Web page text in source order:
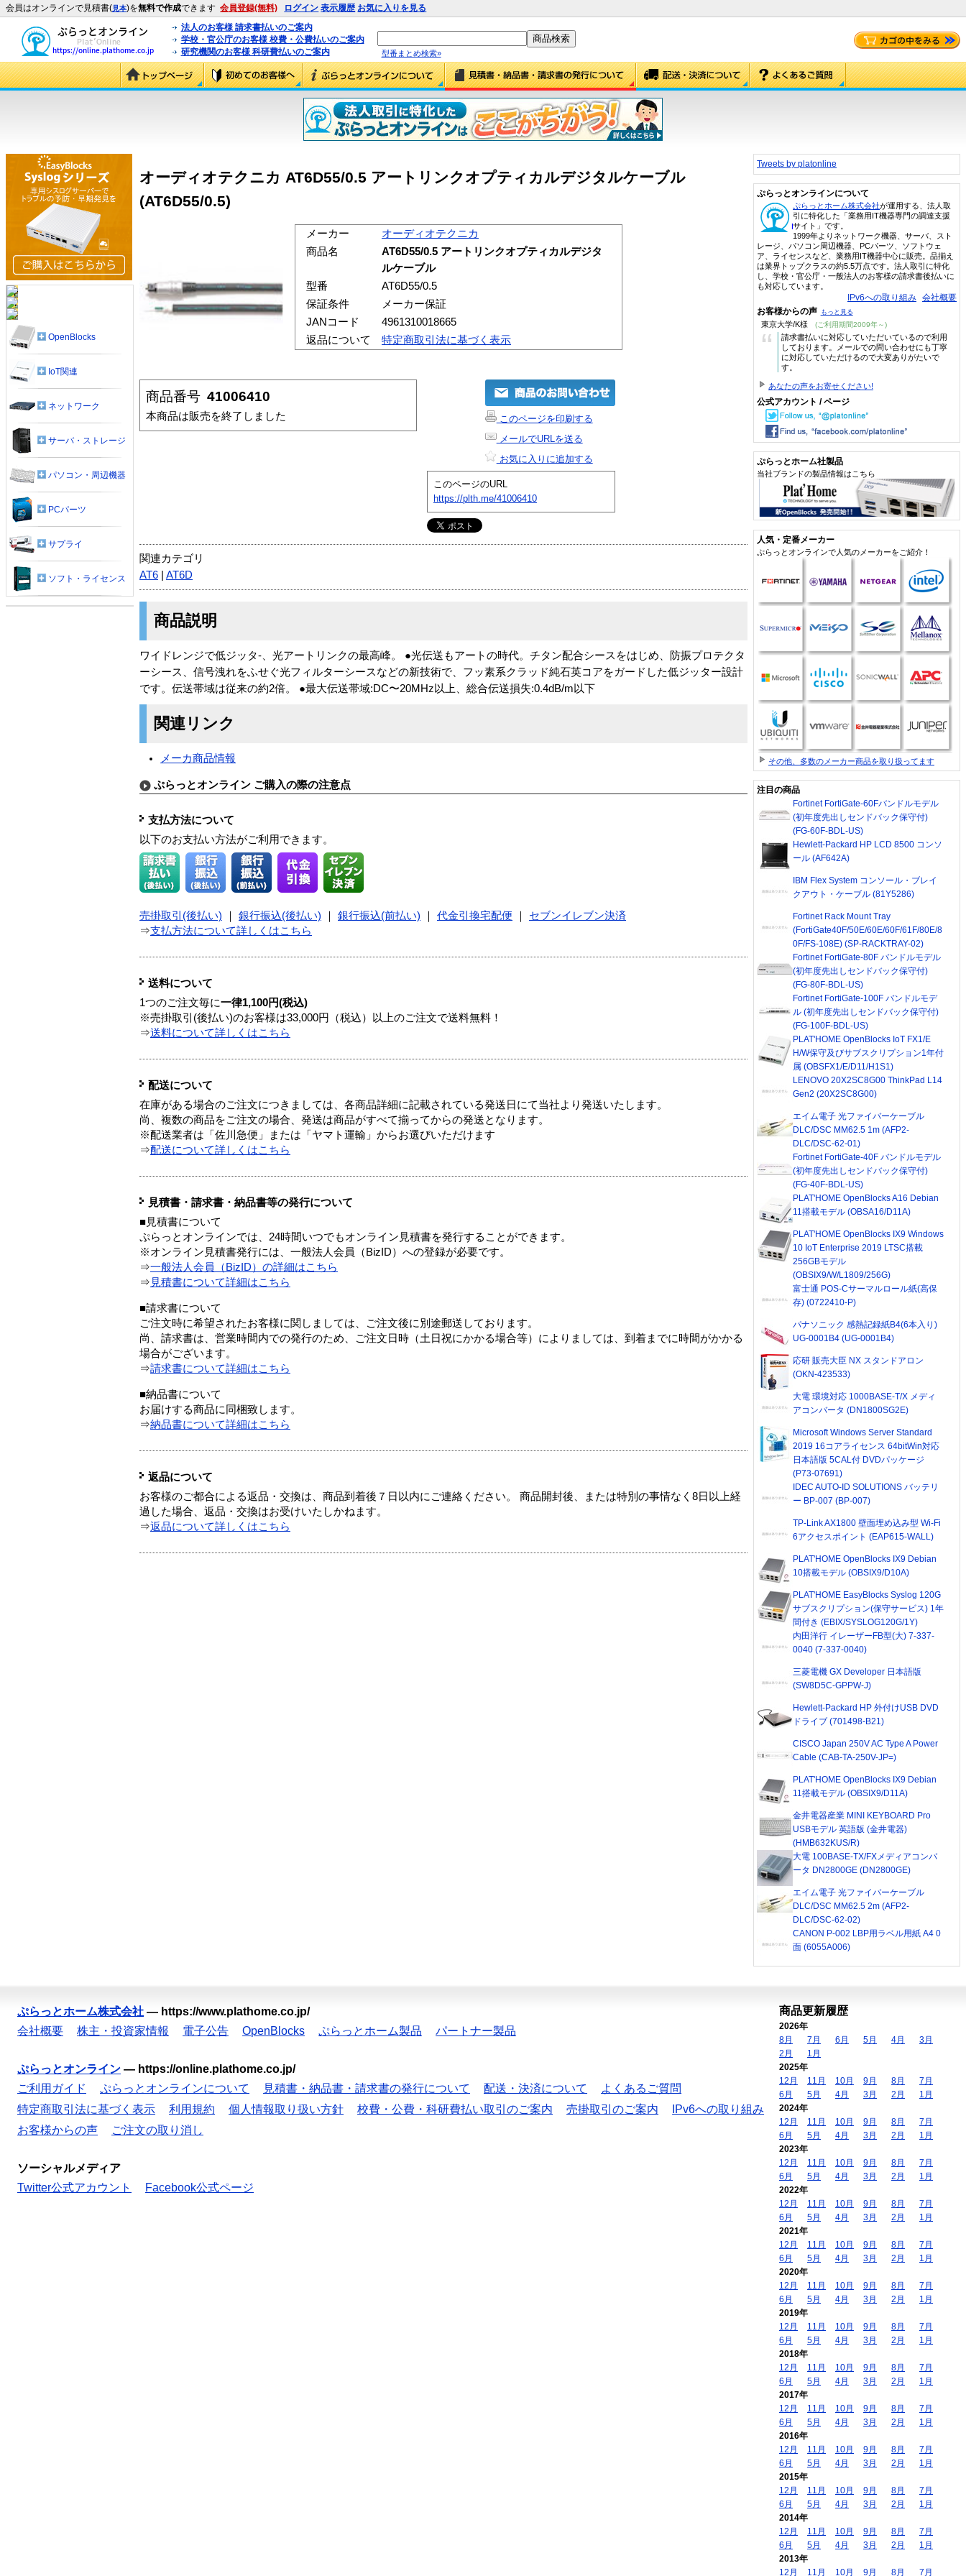
会員はオンラインで見積書(見本)を無料で作成できます 会員登録(無料) ログイン 表示履歴 お気に入りを見る
法人のお客様 請求書払いのご案内
学校・官公庁のお客様 校費・公費払いのご案内
研究機関のお客様 科研費払いのご案内
型番まとめ検索»
オーディオテクニカ AT6D55/0.5 アートリンクオプティカルデジタルケーブル
(AT6D55/0.5)
メーカー
オーディオテクニカ
商品名
AT6D55/0.5 アートリンクオプティカルデジタ
ルケーブル
型番
AT6D55/0.5
保証条件
メーカー保証
JANコード
4961310018665
返品について
特定商取引法に基づく表示
商品番号 41006410
本商品は販売を終了しました
このページを印刷する
メールでURLを送る
お気に入りに追加する
このページのURL
https://plth.me/41006410
関連カテゴリ
AT6
AT6D
商品説明
ワイドレンジで低ジッタ-、光アートリンクの最高峰。 ●光伝送もアートの時代。チタン配合シースをはじめ、防振プロテクタ
ーシース、信号洩れをふせぐ光フィルターシースなどの新技術で、フッ素系クラッド純石英コアをガードした低ジッター設計
です。伝送帯域は従来の約2倍。 ●最大伝送帯域:DC〜20MHz以上、総合伝送損失:0.4dB/m以下
関連リンク
メーカ商品情報
ぷらっとオンライン ご購入の際の注意点
支払方法について
以下のお支払い方法がご利用できます。
売掛取引(後払い) 銀行振込(後払い) 銀行振込(前払い) 代金引換宅配便
セブンイレブン決済
⇒支払方法について詳しくはこちら
送料について
1つのご注文毎に一律1,100円(税込)
※売掛取引(後払い)のお客様は33,000円（税込）以上のご注文で送料無料！
⇒送料について詳しくはこちら
配送について
在庫がある場合のご注文につきましては、各商品詳細に記載されている発送日にて当社より発送いたします。
尚、複数の商品をご注文の場合、発送は商品がすべて揃ってからの発送となります。
※配送業者は「佐川急便」または「ヤマト運輸」からお選びいただけます
⇒配送について詳しくはこちら
見積書・請求書・納品書等の発行について
■見積書について
ぷらっとオンラインでは、24時間いつでもオンライン見積書を発行することができます。
※オンライン見積書発行には、一般法人会員（BizID）への登録が必要です。
⇒一般法人会員（BizID）の詳細はこちら
⇒ 見積書について詳細はこちら
■請求書について
ご注文時に希望されたお客様に関しましては、ご注文後に別途郵送しております。
尚、請求書は、営業時間内での発行のため、ご注文日時（土日祝にかかる場合等）によりましては、到着までに時間がかかる
場合がございます。
⇒請求書について詳細はこちら
■納品書について
お届けする商品に同梱致します。
⇒納品書について詳細はこちら
返品について
お客様のご都合による返品・交換は、商品到着後７日以内にご連絡ください。 商品開封後、または特別の事情なく8日以上経
過した場合、返品・交換はお受けいたしかねます。
⇒返品について詳しくはこちら
OpenBlocks
IoT関連
ネットワーク
サーバ・ストレージ
パソコン・周辺機器
PCパーツ
サプライ
ソフト・ライセンス
Tweets by platonline
ぷらっとオンラインについて
ぷらっとホーム株式会社が運用する、法人取
引に特化した「業務用IT機器専門の調達支援
サイト」です。
1999年よりネットワーク機器、サーバ、スト
レージ、パソコン周辺機器、PCパーツ、ソフトウェ
ア、ライセンスなど、業務用IT機器中心に販売。品揃え
は業界トップクラスの約5.5万点です。法人取引に特化
し、学校・官公庁・一般法人のお客様の請求書後払いに
も対応しています。
IPv6への取り組み 会社概要
お客様からの声 もっと見る
東京大学/K様 (ご利用期間2009年～)
“
請求書払いに対応していただいているので利用
しております。メールでの問い合わせにも丁寧
に対応していただけるので大変ありがたいで
す。
あなたの声をお寄せください!
公式アカウント / ページ
ぷらっとホーム社製品
当社ブランドの製品情報はこちら
人気・定番メーカー
ぷらっとオンラインで人気のメーカーをご紹介！
その他、多数のメーカー商品を取り扱ってます
注目の商品
Fortinet FortiGate-60Fバンドルモデル
(初年度先出しセンドバック保守付)
(FG-60F-BDL-US)
Hewlett-Packard HP LCD 8500 コンソ
ール (AF642A)
IBM Flex System コンソール・ブレイ
クアウト・ケーブル (81Y5286)
Fortinet Rack Mount Tray
(FortiGate40F/50E/60E/60F/61F/80E/8
0F/FS-108E) (SP-RACKTRAY-02)
Fortinet FortiGate-80F バンドルモデル
(初年度先出しセンドバック保守付)
(FG-80F-BDL-US)
Fortinet FortiGate-100F バンドルモデ
ル (初年度先出しセンドバック保守付)
(FG-100F-BDL-US)
PLAT'HOME OpenBlocks IoT FX1/E
H/W保守及びサブスクリプション1年付
属 (OBSFX1/E/D11/H1S1)
LENOVO 20X2SC8G00 ThinkPad L14
Gen2 (20X2SC8G00)
エイム電子 光ファイバーケーブル
DLC/DSC MM62.5 1m (AFP2-
DLC/DSC-62-01)
Fortinet FortiGate-40F バンドルモデル
(初年度先出しセンドバック保守付)
(FG-40F-BDL-US)
PLAT'HOME OpenBlocks A16 Debian
11搭載モデル (OBSA16/D11A)
PLAT'HOME OpenBlocks IX9 Windows
10 IoT Enterprise 2019 LTSC搭載
256GBモデル
(OBSIX9/W/L1809/256G)
富士通 POS-Cサーマルロール紙(高保
存) (0722410-P)
パナソニック 感熱記録紙B4(6本入り)
UG-0001B4 (UG-0001B4)
応研 販売大臣 NX スタンドアロン
(OKN-423533)
大電 環境対応 1000BASE-T/X メディ
アコンバータ (DN1800SG2E)
Microsoft Windows Server Standard
2019 16コアライセンス 64bitWin対応
日本語版 5CAL付 DVDパッケージ
(P73-07691)
IDEC AUTO-ID SOLUTIONS バッテリ
ー BP-007 (BP-007)
TP-Link AX1800 壁面埋め込み型 Wi-Fi
6アクセスポイント (EAP615-WALL)
PLAT'HOME OpenBlocks IX9 Debian
10搭載モデル (OBSIX9/D10A)
PLAT'HOME EasyBlocks Syslog 120G
サブスクリプション(保守サービス) 1年
間付き (EBIX/SYSLOG120G/1Y)
内田洋行 イレーザーFB型(大) 7-337-
0040 (7-337-0040)
三菱電機 GX Developer 日本語版
(SW8D5C-GPPW-J)
Hewlett-Packard HP 外付けUSB DVD
ドライブ (701498-B21)
CISCO Japan 250V AC Type A Power
Cable (CAB-TA-250V-JP=)
PLAT'HOME OpenBlocks IX9 Debian
11搭載モデル (OBSIX9/D11A)
金井電器産業 MINI KEYBOARD Pro
USBモデル 英語版 (金井電器)
(HMB632KUS/R)
大電 100BASE-TX/FXメディアコンバ
ータ DN2800GE (DN2800GE)
エイム電子 光ファイバーケーブル
DLC/DSC MM62.5 2m (AFP2-
DLC/DSC-62-02)
CANON P-002 LBP用ラベル用紙 A4 0
面 (6055A006)
ぷらっとホーム株式会社 — https://www.plathome.co.jp/
会社概要
株主・投資家情報 電子公告 OpenBlocks ぷらっとホーム製品 パートナー製品
ぷらっとオンライン — https://online.plathome.co.jp/
ご利用ガイド
ぷらっとオンラインについて 見積書・納品書・請求書の発行について 配送・決済について
よくあるご質問
特定商取引法に基づく表示
利用規約 個人情報取り扱い方針 校費・公費・科研費払い取引のご案内 売掛取引のご案内
IPv6への取り組み
お客様からの声
ご注文の取り消し
ソーシャルメディア
Twitter公式アカウント
Facebook公式ページ
商品更新履歴
2026年
8月
7月 6月 5月 4月
3月
2月
1月
2025年
12月
11月 10月 9月 8月
7月
6月
5月 4月 3月 2月
1月
2024年
12月
11月 10月 9月 8月
7月
6月
5月 4月 3月 2月
1月
2023年
12月
11月 10月 9月 8月
7月
6月
5月 4月 3月 2月
1月
2022年
12月
11月 10月 9月 8月
7月
6月
5月 4月 3月 2月
1月
2021年
12月
11月 10月 9月 8月
7月
6月
5月 4月 3月 2月
1月
2020年
12月
11月 10月 9月 8月
7月
6月
5月 4月 3月 2月
1月
2019年
12月
11月 10月 9月 8月
7月
6月
5月 4月 3月 2月
1月
2018年
12月
11月 10月 9月 8月
7月
6月
5月 4月 3月 2月
1月
2017年
12月
11月 10月 9月 8月
7月
6月
5月 4月 3月 2月
1月
2016年
12月
11月 10月 9月 8月
7月
6月
5月 4月 3月 2月
1月
2015年
12月
11月 10月 9月 8月
7月
6月
5月 4月 3月 2月
1月
2014年
12月
11月 10月 9月 8月
7月
6月
5月 4月 3月 2月
1月
2013年
12月
11月 10月 9月 8月 7月